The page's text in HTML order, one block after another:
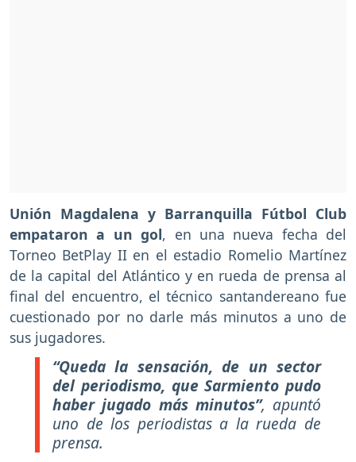
Unión Magdalena y Barranquilla Fútbol Club
empataron a un gol, en una nueva fecha del
Torneo BetPlay II en el estadio Romelio Martínez
de la capital del Atlántico y en rueda de prensa al
final del encuentro, el técnico santandereano fue
cuestionado por no darle más minutos a uno de
sus jugadores.
“Queda la sensación, de un sector
del periodismo, que Sarmiento pudo
haber jugado más minutos”, apuntó
uno de los periodistas a la rueda de
prensa.